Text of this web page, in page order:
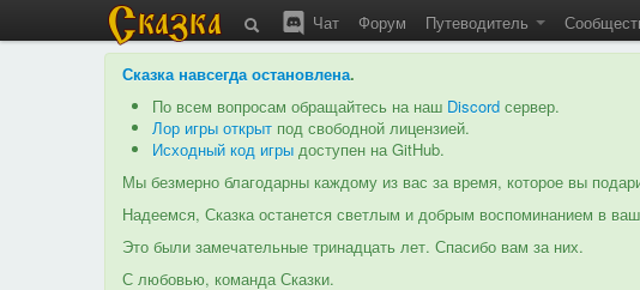
Чат Форум Путеводитель
Сказка навсегда остановлена.
По всем вопросам обращайтесь на наш Discord сервер.
Лор игры открыт под свободной лицензией.
Исходный код игры доступен на GitHub.
Мы безмерно благодарны каждому из вас за время, которое вы
Надеемся, Сказка останется светлым и добрым воспоминанием в
Это были замечательные тринадцать лет. Спасибо вам за них.
С любовью, команда Сказки.